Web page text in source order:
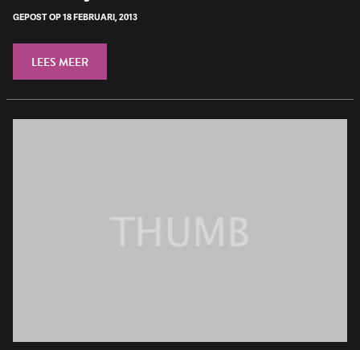
GEPOST OP 18 FEBRUARI, 2013
LEES MEER